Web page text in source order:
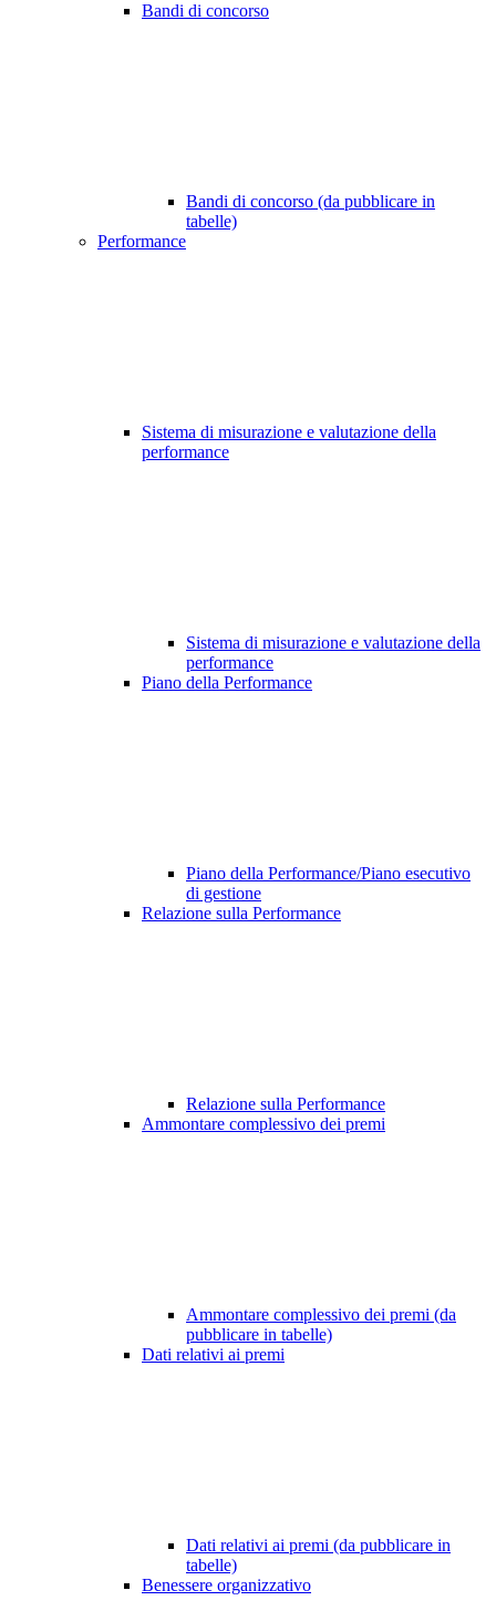
Bandi di concorso
Bandi di concorso (da pubblicare in
tabelle)
Performance
Sistema di misurazione e valutazione della
performance
Sistema di misurazione e valutazione della
performance
Piano della Performance
Piano della Performance/Piano esecutivo
di gestione
Relazione sulla Performance
Relazione sulla Performance
Ammontare complessivo dei premi
Ammontare complessivo dei premi (da
pubblicare in tabelle)
Dati relativi ai premi
Dati relativi ai premi (da pubblicare in
tabelle)
Benessere organizzativo